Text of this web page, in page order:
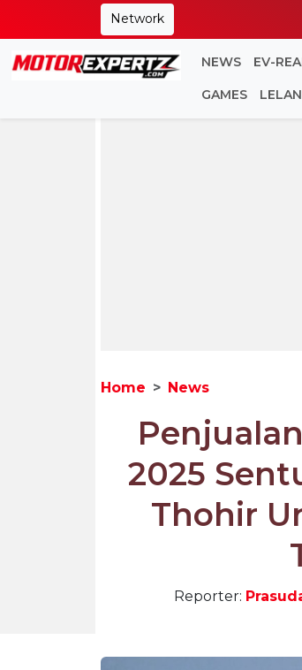
Network
NEWS EV-
GAMES
Home News
2025
Thohir
Reporter: